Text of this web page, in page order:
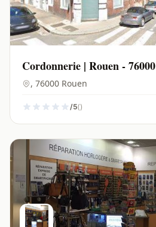
Cordonnerie | Rouen - 76000
, 76000 Rouen
/5()